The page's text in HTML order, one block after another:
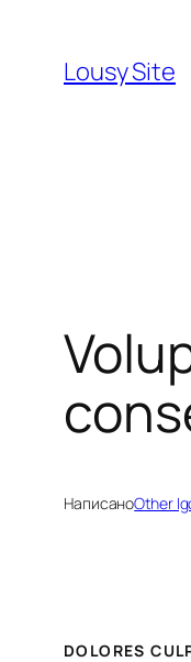
содержимому
Lousy Site
НаписаноOther
DOLORES